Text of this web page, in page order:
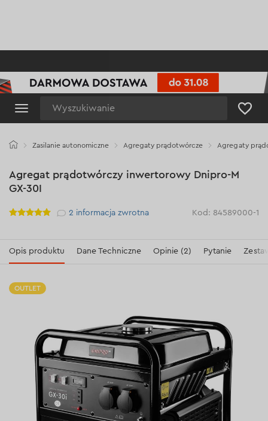
Zasilanie autonomiczne Agregaty prądotwórcze Agregaty
Agregat prądotwórczy inwertorowy Dnipro-M
GX-30I
Рейтинг 2 informacja zwrotna Kod: 84589000-1
Opis produktu Dane Techniczne Opinie (2) Pytanie
OUTLET